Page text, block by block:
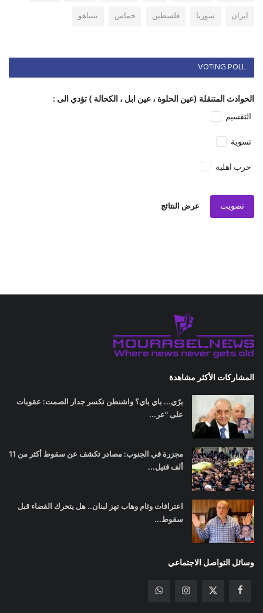
ايران
سوريا فلسطين حماس نتنياهو
VOTING POLL
الحوادث المتنقلة (عين الحلوة ، عين ابل ، الكحالة ) تؤدي الى :
التقسيم
تسوية
حرب اهلية
تصويت عرض النتائج
المشاركات الأكثر مشاهدة
برّي... باي باي؟ واشنطن تكسر جدار الصمت: عقوبات
على "عر...
مجزرة في الجنوب: مصادر تكشف عن سقوط أكثر من 11
ألف قتيل...
اعترافات وئام وهاب تهز لبنان.. هل يتحرك القضاء قبل
سقوط...
وسائل التواصل الاجتماعي